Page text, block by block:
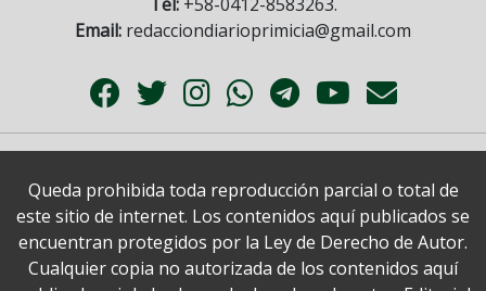
Tel:+58-0412-8583263.
Email: redacciondiarioprimicia@gmail.com
Queda prohibida toda reproducción parcial o total de
este sitio de internet. Los contenidos aquí publicados se
encuentran protegidos por la Ley de Derecho de Autor.
Cualquier copia no autorizada de los contenidos aquí